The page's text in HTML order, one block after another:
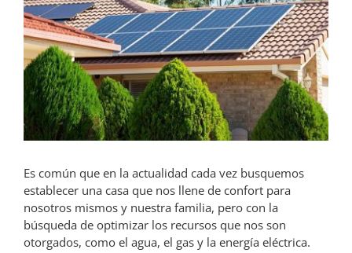
Es común que en la actualidad cada vez busquemos
establecer una casa que nos llene de confort para
nosotros mismos y nuestra familia, pero con la
búsqueda de optimizar los recursos que nos son
otorgados, como el agua, el gas y la energía eléctrica.